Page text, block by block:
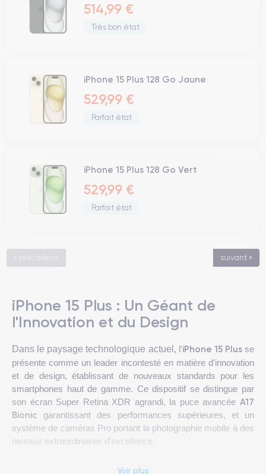
514,99 €
Très bon état
iPhone 15 Plus 128 Go Jaune
529,99 €
Parfait état
iPhone 15 Plus 128 Go Vert
529,99 €
Parfait état
« précédent suivant »
iPhone 15 Plus : Un Géant de
l'Innovation et du Design
Dans le paysage technologique actuel, l'iPhone 15 Plusse
présente comme un leader incontesté en matière d'innovation
et de design, établissant de nouveaux standards pour les
smartphones haut de gamme. Ce dispositif se distingue par
son écran Super Retina XDR agrandi, la puce avancée A17
Bionic garantissant des performances supérieures, et un
système de caméras Pro portant la photographie mobile à des
niveaux extraordinaires d'excellence.
Abordant des défis importants tels que la durabilité
Voir plus